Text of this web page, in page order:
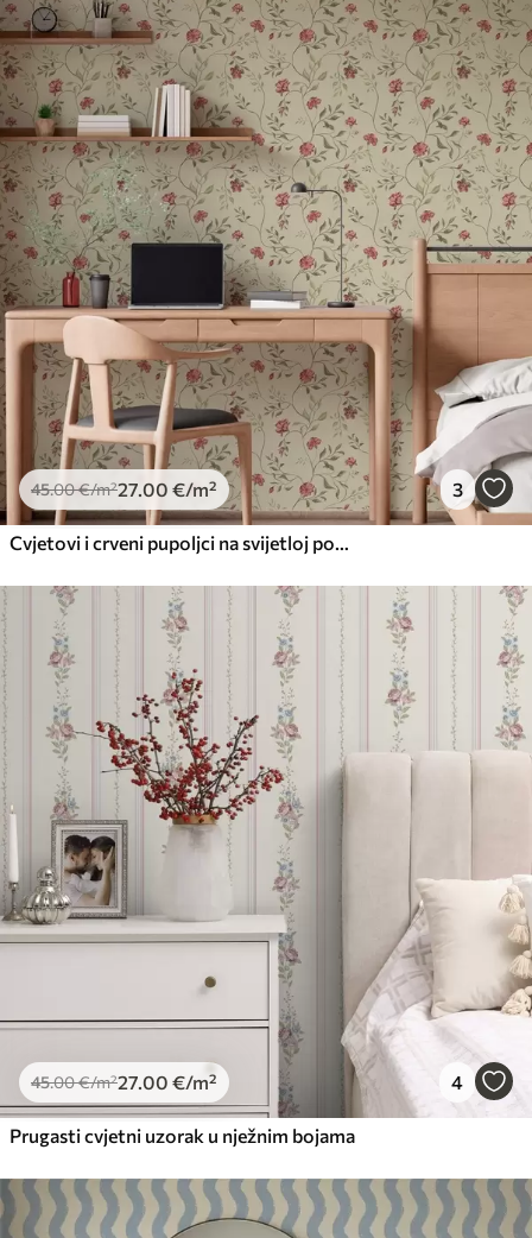
spužvom. Lakirane tapete mogu se čistiti
vodom.
Metoda primjene Besprijekorna primjena
Dostupni materijali
Standard
45.0027.00
Premium
56.6734 .00 €/m²
Premium vinil
66.6740.00€/m²
45.00€/m²27.00 €/m² 3
Cvjetovi i crveni pupoljci na svijetloj pozadini
45.00€/m²27.00 €/m² 4
Prugasti cvjetni uzorak u nježnim bojama